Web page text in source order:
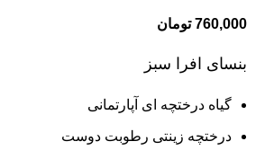
760,000 تومان
بنسای افرا سبز
گیاه درختچه ای آپارتمانی
درختچه زینتی رطوبت دوست